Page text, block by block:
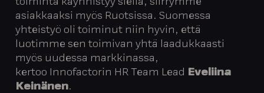
toiminta käynnistyy siellä, siirrymme
asiakkaaksi myös Ruotsissa. Suomessa
yhteistyö oli toiminut niin hyvin, että
luotimme sen toimivan yhtä laadukkaasti
myös uudessa markkinassa,
kertoo Innofactorin HR Team Lead
Eveliina
Keinänen.